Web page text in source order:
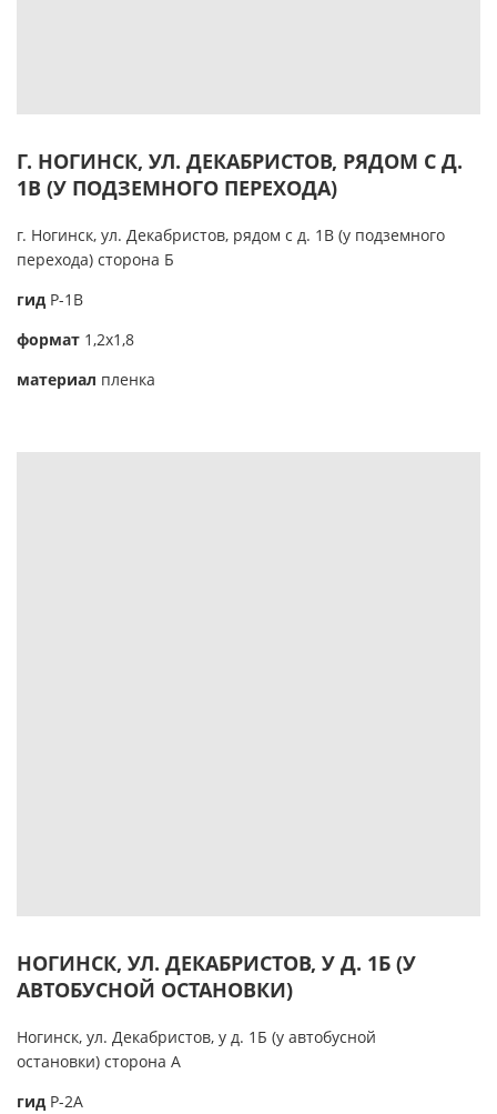
Г. НОГИНСК, УЛ. ДЕКАБРИСТОВ, РЯДОМ С Д.
1В (У ПОДЗЕМНОГО ПЕРЕХОДА)
г. Ногинск, ул. Декабристов, рядом с д. 1В (у подземного
перехода) сторона Б
гид Р-1В
формат 1,2х1,8
материал пленка
НОГИНСК, УЛ. ДЕКАБРИСТОВ, У Д. 1Б (У
АВТОБУСНОЙ ОСТАНОВКИ)
Ногинск, ул. Декабристов, у д. 1Б (у автобусной
остановки) сторона А
гид Р-2А